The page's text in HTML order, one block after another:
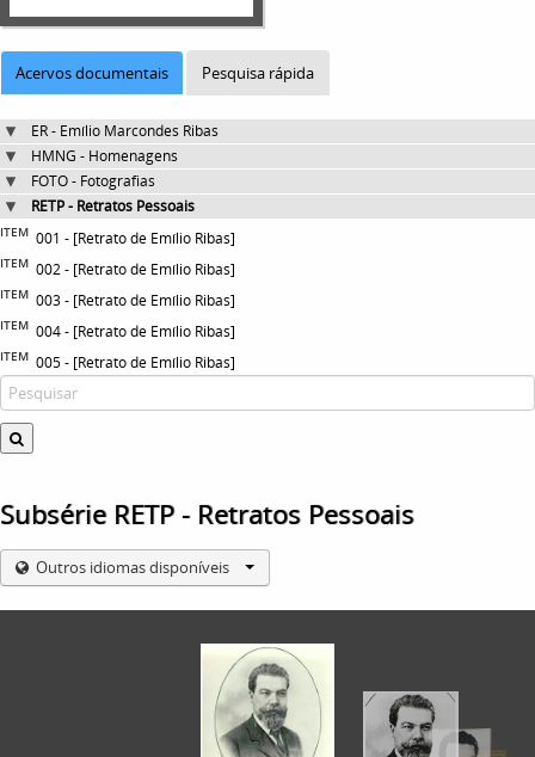
Acervos documentais Pesquisa rápida
ER - Emílio Marcondes Ribas
HMNG - Homenagens
FOTO - Fotografias
RETP - Retratos Pessoais
ITEM 001 - [Retrato de Emílio Ribas]
ITEM 002 - [Retrato de Emílio Ribas]
ITEM 003 - [Retrato de Emílio Ribas]
ITEM 004 - [Retrato de Emílio Ribas]
ITEM 005 - [Retrato de Emílio Ribas]
Subsérie RETP - Retratos Pessoais
Outros idiomas disponíveis